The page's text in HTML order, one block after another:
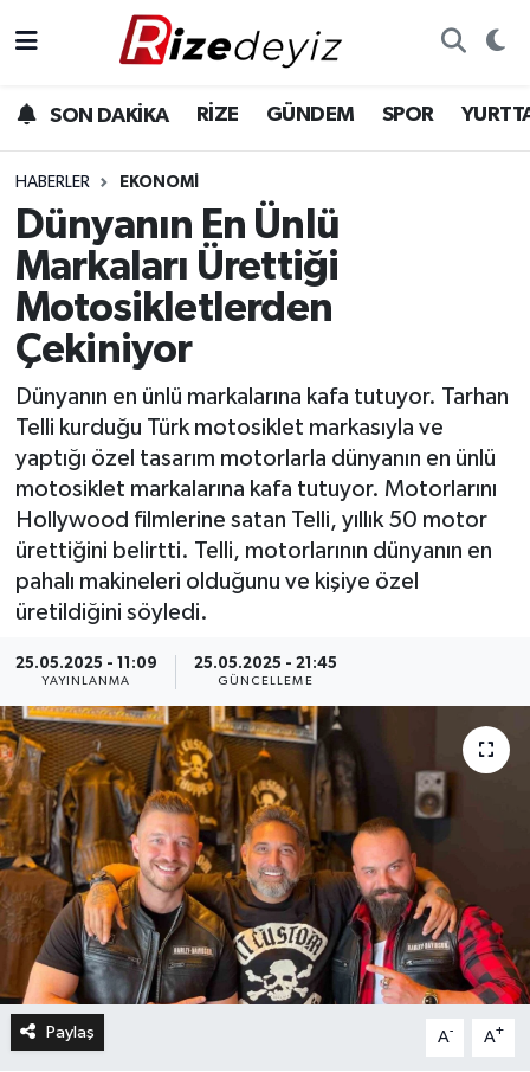
SON DAKİKA RİZE GÜNDEM SPOR
HABERLER EKONOMI
Dünyanın En Ünlü
Markaları Ürettiği
Motosikletlerden
Çekiniyor
Dünyanın en ünlü markalarına kafa tutuyor. Tarhan
Telli kurduğu Türk motosiklet markasıyla ve
yaptığı özel tasarım motorlarla dünyanın en ünlü
motosiklet markalarına kafa tutuyor. Motorlarını
Hollywood filmlerine satan Telli, yıllık 50 motor
ürettiğini belirtti. Telli, motorlarının dünyanın en
pahalı makineleri olduğunu ve kişiye özel
üretildiğini söyledi.
25.05.2025 - 11:09
YAYINLANMA
25.05.2025 - 21:45
GÜNCELLEME
Paylaş A- A+
Gündem
Yurttan Haberler
Ekonomi
Teknoloji
Sağlık
Rize Hava Durumu
Rize Trafik Yoğunluk Haritası
Süper Lig Puan Durumu ve Fikstür
Tüm Manşetler
Son Dakika Haberleri
Haber Arşivi